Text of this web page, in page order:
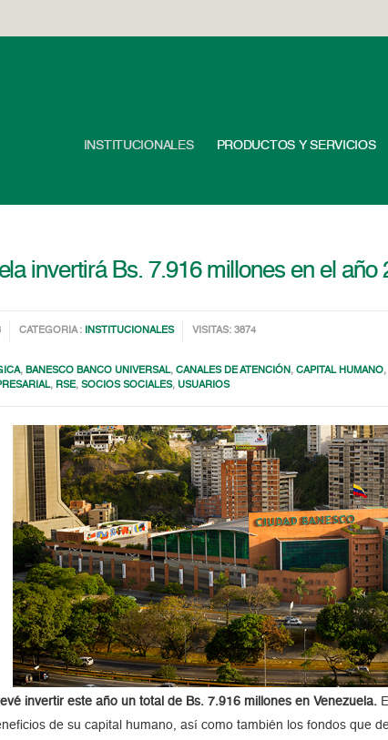
INSTITUCIONALES PRODUCTOS Y SERVICIOS
invertirá Bs. 7.916 millones en el año
CATEGORIA : INSTITUCIONALES VISITAS: 3874
, BANESCO BANCO UNIVERSAL,CANALES DE ATENCIÓN ,CAPITAL HUMANO
, RSE,SOCIOS SOCIALES,USUARIOS
invertir este año un total de Bs. 7.916 millones en Venezuela.
de su capital humano, así como también los fondos que